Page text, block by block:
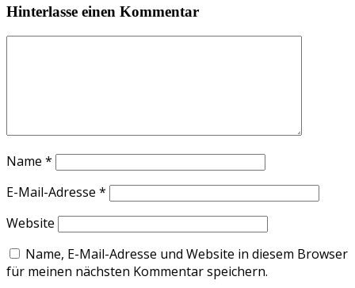
Hinterlasse einen Kommentar
Name *
E-Mail-Adresse *
Website
Name, E-Mail-Adresse und Website in diesem Browser
für meinen nächsten Kommentar speichern.